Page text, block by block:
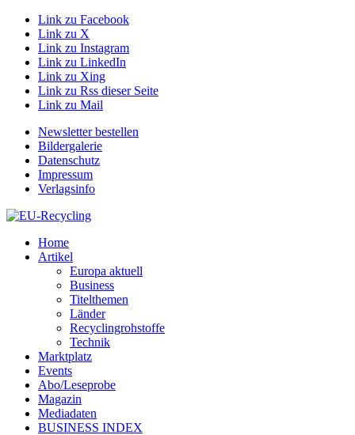
Link zu Facebook
Link zu X
Link zu Instagram
Link zu LinkedIn
Link zu Xing
Link zu Rss dieser Seite
Link zu Mail
Newsletter bestellen
Bildergalerie
Datenschutz
Impressum
Verlagsinfo
Home
Artikel
Europa aktuell
Business
Titelthemen
Länder
Recyclingrohstoffe
Technik
Marktplatz
Events
Abo/Leseprobe
Magazin
Mediadaten
BUSINESS INDEX